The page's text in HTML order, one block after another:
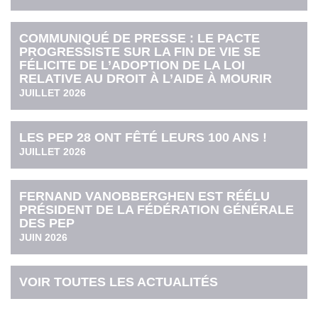
COMMUNIQUÉ DE PRESSE : LE PACTE
PROGRESSISTE SUR LA FIN DE VIE SE
FÉLICITE DE L’ADOPTION DE LA LOI
RELATIVE AU DROIT À L’AIDE À MOURIR
JUILLET 2026
LES PEP 28 ONT FÊTÉ LEURS 100 ANS !
JUILLET 2026
FERNAND VANOBBERGHEN EST RÉÉLU
PRÉSIDENT DE LA FÉDÉRATION GÉNÉRALE
DES PEP
JUIN 2026
VOIR TOUTES LES ACTUALITÉS